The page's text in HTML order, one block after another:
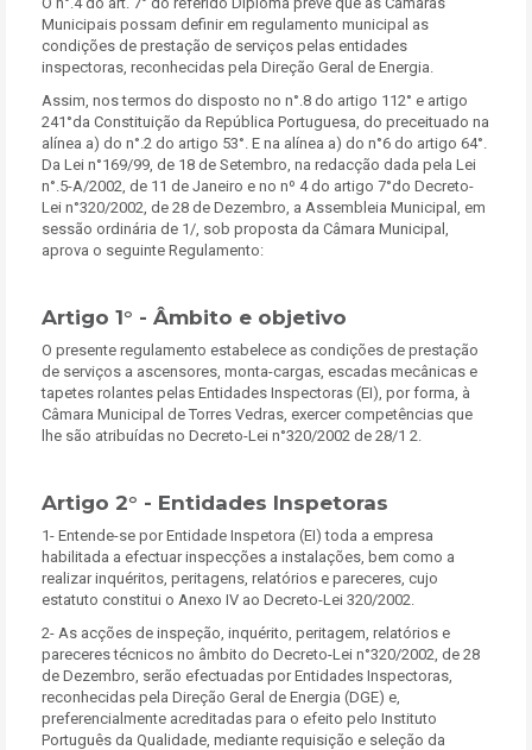
Municipais possam definir em regulamento municipal as
condições de prestação de serviços pelas entidades
inspectoras, reconhecidas pela Direção Geral de Energia.
Assim, nos termos do disposto no n°.8 do artigo 112° e artigo
241°da Constituição da República Portuguesa, do preceituado na
alínea a) do n°.2 do artigo 53°. E na alínea a) do n°6 do artigo 64°.
Da Lei n°169/99, de 18 de Setembro, na redacção dada pela Lei
n°.5-A/2002, de 11 de Janeiro e no nº 4 do artigo 7°do Decreto-
Lei n°320/2002, de 28 de Dezembro, a Assembleia Municipal, em
sessão ordinária de 1/, sob proposta da Câmara Municipal,
aprova o seguinte Regulamento:
Artigo 1° - Âmbito e objetivo
O presente regulamento estabelece as condições de prestação
de serviços a ascensores, monta-cargas, escadas mecânicas e
tapetes rolantes pelas Entidades Inspectoras (EI), por forma, à
Câmara Municipal de Torres Vedras, exercer competências que
lhe são atribuídas no Decreto-Lei n°320/2002 de 28/1 2.
Artigo 2° - Entidades Inspetoras
1- Entende-se por Entidade Inspetora (EI) toda a empresa
habilitada a efectuar inspecções a instalações, bem como a
realizar inquéritos, peritagens, relatórios e pareceres, cujo
estatuto constitui o Anexo IV ao Decreto-Lei 320/2002.
2- As acções de inspeção, inquérito, peritagem, relatórios e
pareceres técnicos no âmbito do Decreto-Lei n°320/2002, de 28
de Dezembro, serão efectuadas por Entidades Inspectoras,
reconhecidas pela Direção Geral de Energia (DGE) e,
preferencialmente acreditadas para o efeito pelo Instituto
Português da Qualidade, mediante requisição e seleção da